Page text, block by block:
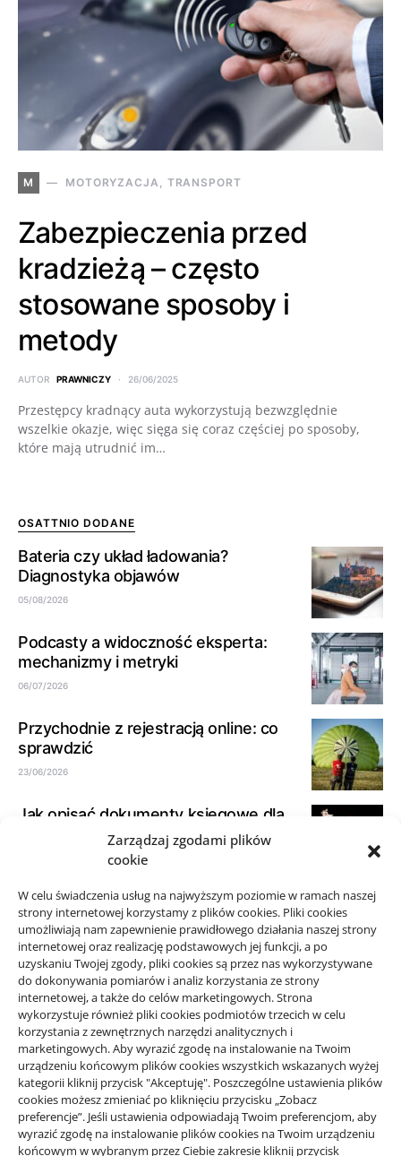
Zarządzaj zgodami plików
cookie
W celu świadczenia usług na najwyższym poziomie w ramach naszej
strony internetowej korzystamy z plików cookies. Pliki cookies
umożliwiają nam zapewnienie prawidłowego działania naszej strony
internetowej oraz realizację podstawowych jej funkcji, a po
uzyskaniu Twojej zgody, pliki cookies są przez nas wykorzystywane
do dokonywania pomiarów i analiz korzystania ze strony
internetowej, a także do celów marketingowych. Strona
wykorzystuje również pliki cookies podmiotów trzecich w celu
korzystania z zewnętrznych narzędzi analitycznych i
marketingowych. Aby wyrazić zgodę na instalowanie na Twoim
urządzeniu końcowym plików cookies wszystkich wskazanych wyżej
kategorii kliknij przycisk "Akceptuję". Poszczególne ustawienia plików
cookies możesz zmieniać po kliknięciu przycisku „Zobacz
preferencje”. Jeśli ustawienia odpowiadają Twoim preferencjom, aby
wyrazić zgodę na instalowanie plików cookies na Twoim urządzeniu
końcowym w wybranym przez Ciebie zakresie kliknij przycisk
M MOTORYZACJA, TRANSPORT
Zabezpieczenia przed
kradzieżą – często
stosowane sposoby i
metody
AUTOR PRAWNICZY 26/06/2025
Przestępcy kradnący auta wykorzystują bezwzględnie
wszelkie okazje, więc sięga się coraz częściej po sposoby,
które mają utrudnić im…
OSATTNIO DODANE
Bateria czy układ ładowania?
Diagnostyka objawów
05/08/2026
Podcasty a widoczność eksperta:
mechanizmy i metryki
06/07/2026
Przychodnie z rejestracją online: co
sprawdzić
23/06/2026
Jak opisać dokumenty księgowe dla
biura rachunkowego
Jak spokojnie zaplanować przejazd
taxi w okolicy Starego Sącza
15/06/2026
Projekty domów Rzeszów
wizytówki nap